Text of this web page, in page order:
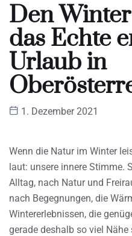
Den
das Echte
Urlaub in
1. Dezember 2021
Wenn die Natur im Winter
laut: unsere innere Stimme.
Alltag, nach Natur und
nach Begegnungen, die
Wintererlebnissen, die
gerade deshalb so viel